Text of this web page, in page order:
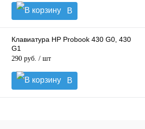
В
корзину
Клавиатура HP Probook 430 G0, 430
G1
290 руб. / шт
В
корзину